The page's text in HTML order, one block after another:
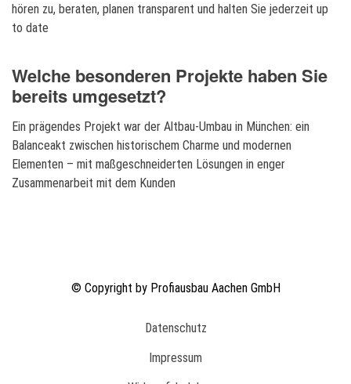
hören zu, beraten, planen transparent und halten Sie jederzeit up
to date
Welche besonderen Projekte haben Sie
bereits umgesetzt?
Ein prägendes Projekt war der Altbau‑Umbau in München: ein
Balanceakt zwischen historischem Charme und modernen
Elementen – mit maßgeschneiderten Lösungen in enger
Zusammenarbeit mit dem Kunden
© Copyright by Profiausbau Aachen GmbH
Datenschutz
Impressum